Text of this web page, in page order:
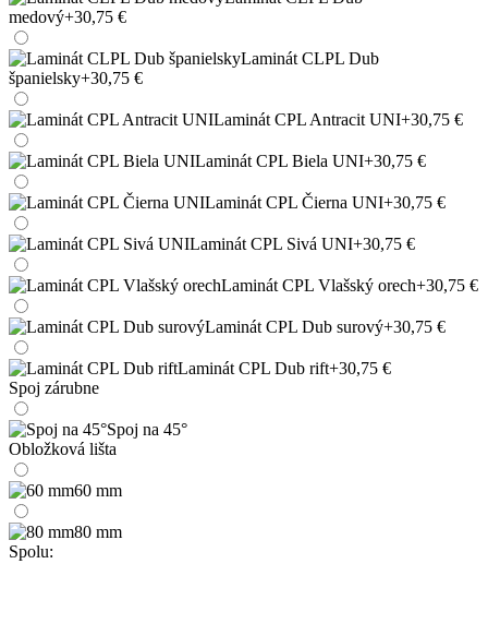
medový+30,75 €
Laminát CLPL Dub
španielsky+30,75 €
Laminát CPL Antracit UNI+30,75 €
Laminát CPL Biela UNI+30,75 €
Laminát CPL Čierna UNI+30,75 €
Laminát CPL Sivá UNI+30,75 €
Laminát CPL Vlašský orech+30,75 €
Laminát CPL Dub surový+30,75 €
Laminát CPL Dub rift+30,75 €
Spoj zárubne
Spoj na 45°
Obložková lišta
60 mm
80 mm
Spolu: